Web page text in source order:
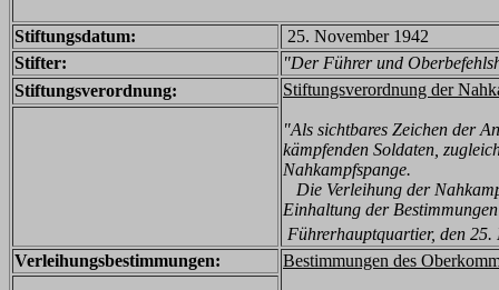
Stiftungsdatum:
25. November 1942
Stifter:
"Der Führer und
Stiftungsverordnung:
Stiftungsverordnung der
"Als sichtbares Zeichen der
kämpfenden Soldaten,
Nahkampfspange.
Die Verleihung der
Einhaltung der
Führerhauptquartier, den
Verleihungsbestimmungen:
Bestimmungen des